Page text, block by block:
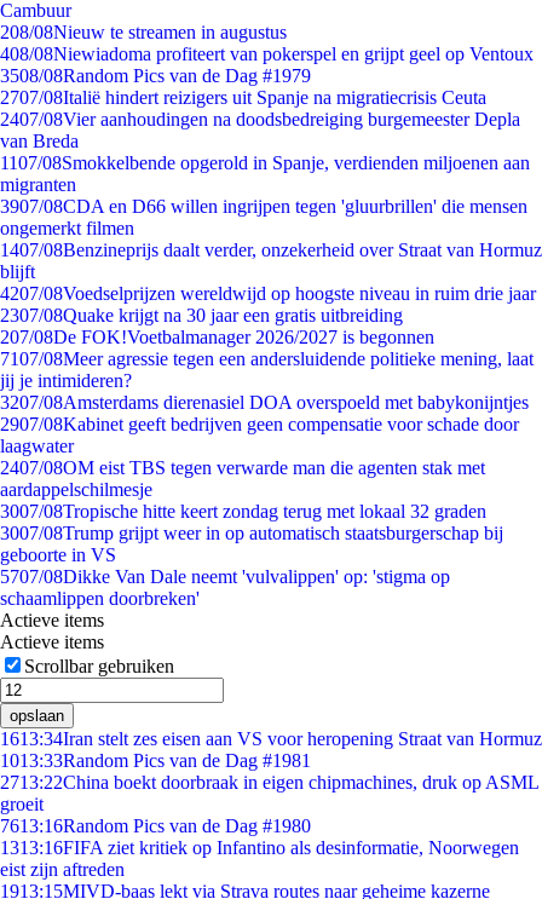
Cambuur
208/08Nieuw te streamen in augustus
408/08Niewiadoma profiteert van pokerspel en grijpt geel op Ventoux
3508/08Random Pics van de Dag #1979
2707/08Italië hindert reizigers uit Spanje na migratiecrisis Ceuta
2407/08Vier aanhoudingen na doodsbedreiging burgemeester Depla
van Breda
1107/08Smokkelbende opgerold in Spanje, verdienden miljoenen aan
migranten
3907/08CDA en D66 willen ingrijpen tegen 'gluurbrillen' die mensen
ongemerkt filmen
1407/08Benzineprijs daalt verder, onzekerheid over Straat van Hormuz
blijft
4207/08Voedselprijzen wereldwijd op hoogste niveau in ruim drie jaar
2307/08Quake krijgt na 30 jaar een gratis uitbreiding
207/08De FOK!Voetbalmanager 2026/2027 is begonnen
7107/08Meer agressie tegen een andersluidende politieke mening, laat
jij je intimideren?
3207/08Amsterdams dierenasiel DOA overspoeld met babykonijntjes
2907/08Kabinet geeft bedrijven geen compensatie voor schade door
laagwater
2407/08OM eist TBS tegen verwarde man die agenten stak met
aardappelschilmesje
3007/08Tropische hitte keert zondag terug met lokaal 32 graden
3007/08Trump grijpt weer in op automatisch staatsburgerschap bij
geboorte in VS
5707/08Dikke Van Dale neemt 'vulvalippen' op: 'stigma op
schaamlippen doorbreken'
Actieve items
Actieve items
Scrollbar gebruiken
opslaan
1613:34Iran stelt zes eisen aan VS voor heropening Straat van Hormuz
1013:33Random Pics van de Dag #1981
2713:22China boekt doorbraak in eigen chipmachines, druk op ASML
groeit
7613:16Random Pics van de Dag #1980
1313:16FIFA ziet kritiek op Infantino als desinformatie, Noorwegen
eist zijn aftreden
1913:15MIVD-baas lekt via Strava routes naar geheime kazerne